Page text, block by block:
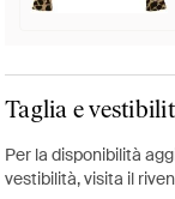
Taglia e
Per la disponibilità
vestibilità, visita il